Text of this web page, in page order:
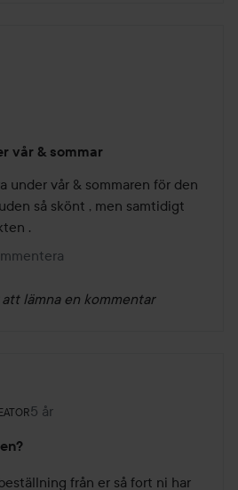
5 år
vår & sommar
under vår & sommaren för den
så skönt , men samtidigt
.
att lämna en kommentar
roll: Lyko Creator.
5 år
Inlägget skapades 5 år
från er så fort ni har